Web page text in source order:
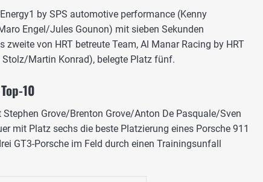
by SPS automotive performance (Kenny
Engel/Jules Gounon) mit sieben Sekunden
zweite von HRT betreute Team, Al Manar Racing by HRT
Martin Konrad), belegte Platz fünf.
10
Grove/Brenton Grove/Anton De Pasquale/Sven
mit Platz sechs die beste Platzierung eines Porsche 911
GT3-Porsche im Feld durch einen Trainingsunfall